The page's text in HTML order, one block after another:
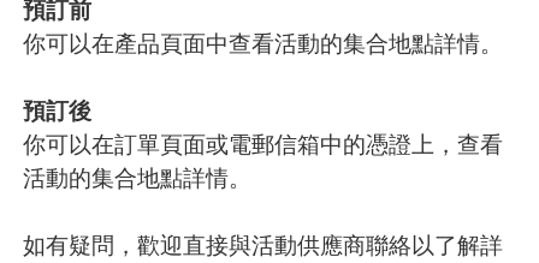
預訂前
你可以在產品頁面中查看活動的集合地點詳情。
預訂後
你可以在訂單頁面或電郵信箱中的憑證上，查看
活動的集合地點詳情。
如有疑問，歡迎直接與活動供應商聯絡以了解詳